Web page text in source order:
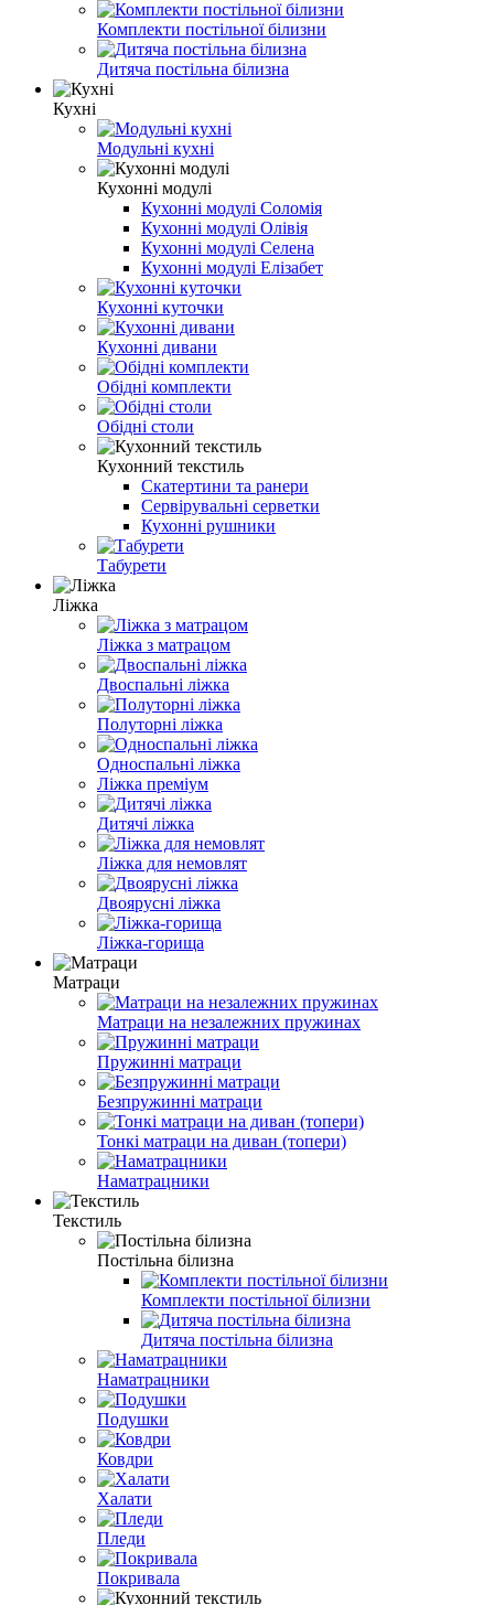
Комплекти постільної білизни
Дитяча постільна білизна
Кухні
Модульні кухні
Кухонні модулі
Кухонні модулі Соломія
Кухонні модулі Олівія
Кухонні модулі Селена
Кухонні модулі Елізабет
Кухонні куточки
Кухонні дивани
Обідні комплекти
Обідні столи
Кухонний текстиль
Скатертини та ранери
Сервірувальні серветки
Кухонні рушники
Табурети
Ліжка
Ліжка з матрацом
Двоспальні ліжка
Полуторні ліжка
Односпальні ліжка
Ліжка преміум
Дитячі ліжка
Ліжка для немовлят
Двоярусні ліжка
Ліжка-горища
Матраци
Матраци на незалежних пружинах
Пружинні матраци
Безпружинні матраци
Тонкі матраци на диван (топери)
Наматрацники
Текстиль
Постільна білизна
Комплекти постільної білизни
Дитяча постільна білизна
Наматрацники
Подушки
Ковдри
Халати
Пледи
Покривала